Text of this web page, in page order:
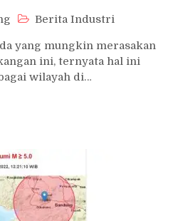
Berita Industri
yang mungkin merasakan
ini, ternyata hal ini
wilayah di…